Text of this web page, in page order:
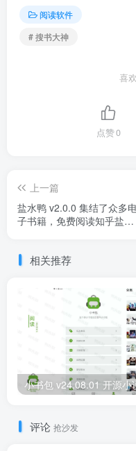
阅读软件
# 搜书大神
喜
点赞0
上一篇
盐水鸭 v2.0.0 集结了众多
子书籍，免费阅读知乎盐选
相关推荐
评论 抢沙发